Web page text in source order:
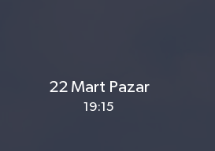
22 Mart Pazar
19:15